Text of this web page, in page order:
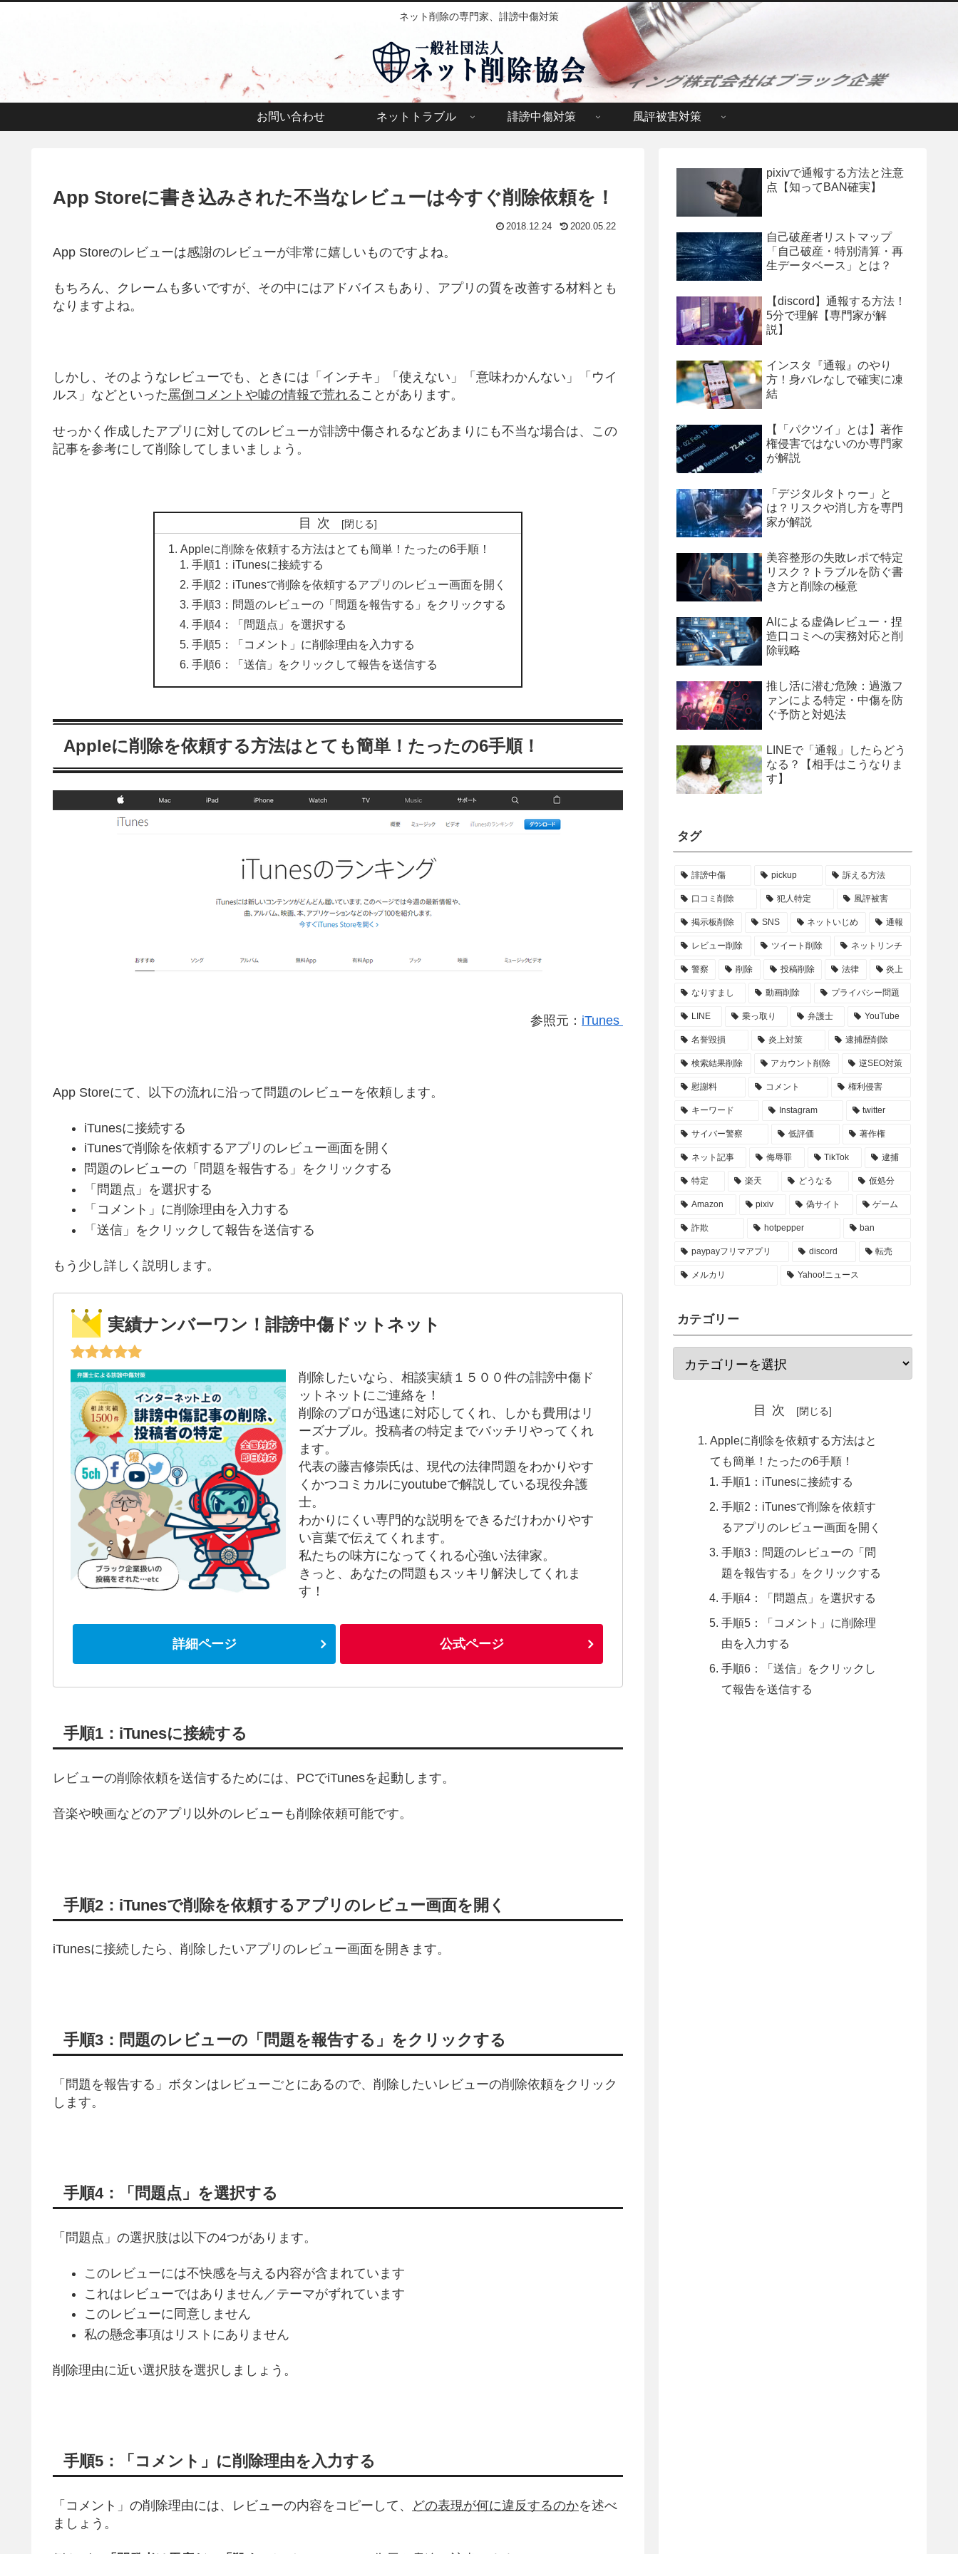
ネット削除の専門家、誹謗中傷対策
お問い合わせ ネットトラブル 誹謗中傷対策 風評被害対策
App Storeに書き込みされた不当なレビューは今すぐ削除依頼を！
2018.12.24 2020.05.22
App Storeのレビューは感謝のレビューが非常に嬉しいものですよね。
もちろん、クレームも多いですが、その中にはアドバイスもあり、アプリの質を改善する材料とも
なりますよね。
しかし、そのようなレビューでも、ときには「インチキ」「使えない」「意味わかんない」「ウイ
ルス」などといった罵倒コメントや嘘の情報で荒れる ことがあります。
せっかく作成したアプリに対してのレビューが誹謗中傷されるなどあまりにも不当な場合は、この
記事を参考にして削除してしまいましょう。
目次
Appleに削除を依頼する方法はとても簡単！たったの6手順！
手順1：iTunesに接続する
手順2：iTunesで削除を依頼するアプリのレビュー画面を開く
手順3：問題のレビューの「問題を報告する」をクリックする
手順4：「問題点」を選択する
手順5：「コメント」に削除理由を入力する
手順6：「送信」をクリックして報告を送信する
Appleに削除を依頼する方法はとても簡単！たったの6手順！
参照元： iTunes
App Storeにて、以下の流れに沿って問題のレビューを依頼します。
iTunesに接続する
iTunesで削除を依頼するアプリのレビュー画面を開く
問題のレビューの「問題を報告する」をクリックする
「問題点」を選択する
「コメント」に削除理由を入力する
「送信」をクリックして報告を送信する
もう少し詳しく説明します。
実績ナンバーワン！誹謗中傷ドットネット
削除したいなら、相談実績１５００件の誹謗中傷ド
ットネットにご連絡を！
削除のプロが迅速に対応してくれ、しかも費用はリ
ーズナブル。投稿者の特定までバッチリやってくれ
ます。
代表の藤吉修崇氏は、現代の法律問題をわかりやす
くかつコミカルにyoutubeで解説している現役弁護
士。
わかりにくい専門的な説明をできるだけわかりやす
い言葉で伝えてくれます。
私たちの味方になってくれる心強い法律家。
きっと、あなたの問題もスッキリ解決してくれま
す！
詳細ページ 公式ページ
手順1：iTunesに接続する
レビューの削除依頼を送信するためには、PCでiTunesを起動します。
音楽や映画などのアプリ以外のレビューも削除依頼可能です。
手順2：iTunesで削除を依頼するアプリのレビュー画面を開く
iTunesに接続したら、削除したいアプリのレビュー画面を開きます。
手順3：問題のレビューの「問題を報告する」をクリックする
「問題を報告する」ボタンはレビューごとにあるので、削除したいレビューの削除依頼をクリック
します。
手順4：「問題点」を選択する
「問題点」の選択肢は以下の4つがあります。
このレビューには不快感を与える内容が含まれています
これはレビューではありません／テーマがずれています
このレビューに同意しません
私の懸念事項はリストにありません
削除理由に近い選択肢を選択しましょう。
手順5：「コメント」に削除理由を入力する
「コメント」の削除理由には、レビューの内容をコピーして、 どの表現が何に違反するのかを述べ
ましょう。
pixivで通報する方法と注意
点【知ってBAN確実】
自己破産者リストマップ
「自己破産・特別清算・再
生データベース」とは？
【discord】通報する方法！
5分で理解【専門家が解
説】
インスタ『通報』のやり
方！身バレなしで確実に凍
結
【「パクツイ」とは】著作
権侵害ではないのか専門家
が解説
「デジタルタトゥー」と
は？リスクや消し方を専門
家が解説
美容整形の失敗レポで特定
リスク？トラブルを防ぐ書
き方と削除の極意
AIによる虚偽レビュー・捏
造口コミへの実務対応と削
除戦略
推し活に潜む危険：過激フ
ァンによる特定・中傷を防
ぐ予防と対処法
LINEで「通報」したらどう
なる？【相手はこうなりま
す】
タグ
誹謗中傷 pickup 訴える方法
口コミ削除 犯人特定 風評被害
掲示板削除 SNS ネットいじめ 通報
レビュー削除 ツイート削除 ネットリンチ
警察 削除 投稿削除 法律 炎上
なりすまし 動画削除 プライバシー問題
LINE 乗っ取り 弁護士 YouTube
名誉毀損 炎上対策 逮捕歴削除
検索結果削除 アカウント削除 逆SEO対策
慰謝料 コメント 権利侵害
キーワード Instagram twitter
サイバー警察 低評価 著作権
ネット記事 侮辱罪 TikTok 逮捕
特定 楽天 どうなる 仮処分
Amazon pixiv 偽サイト ゲーム
詐欺 hotpepper ban
paypayフリマアプリ discord 転売
メルカリ Yahoo!ニュース
カテゴリー
目次
Appleに削除を依頼する方法はと
ても簡単！たったの6手順！
手順1：iTunesに接続する
手順2：iTunesで削除を依頼す
るアプリのレビュー画面を開く
手順3：問題のレビューの「問
題を報告する」をクリックする
手順4：「問題点」を選択する
手順5：「コメント」に削除理
由を入力する
手順6：「送信」をクリックし
て報告を送信する